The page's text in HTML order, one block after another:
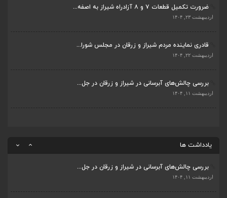
قادری نماینده مردم شیراز و زرقان در مجلس شورا...
بررسی چالش‌های آبرسانی در شیراز و زرقان در جل...
یادداشت ها
بررسی چالش‌های آبرسانی در شیراز و زرقان در جل...
اردیبهشت ۱۱, ۱۴۰۴